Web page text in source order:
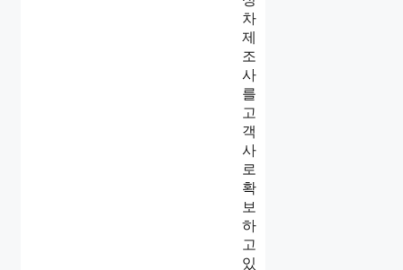
차
제
조
사
를
고
객
사
로
확
보
하
고
있